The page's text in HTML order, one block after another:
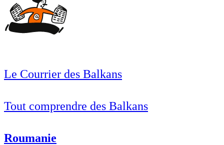
Le Courrier des Balkans
Tout comprendre des Balkans
Roumanie